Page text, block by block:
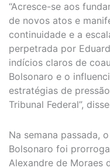
“Acresce-se aos
de novos atos e
continuidade e a
perpetrada por
indícios claros de
Bolsonaro e o
estratégias de
Tribunal Federal”,
Na semana passada,
Bolsonaro foi
Alexandre de Moraes